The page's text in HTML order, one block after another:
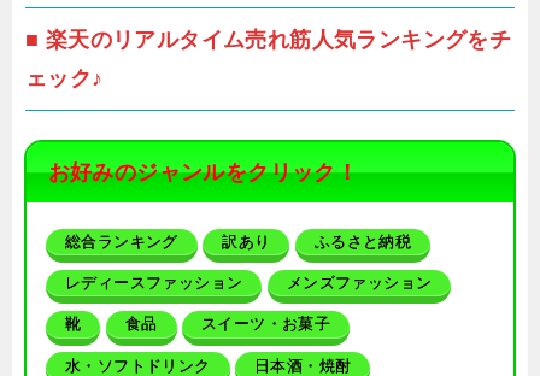
■ 楽天のリアルタイム売れ筋人気ランキングをチ
ェック♪
お好みのジャンルをクリック！
総合ランキング 訳あり ふるさと納税
レディースファッション メンズファッション
靴 食品 スイーツ・お菓子
水・ソフトドリンク 日本酒・焼酎